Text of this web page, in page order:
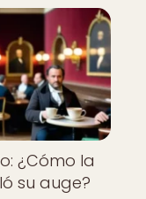
¿Cómo la
su auge?